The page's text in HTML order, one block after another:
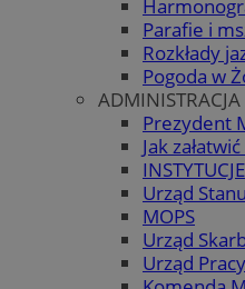
Parafie i
Rozkłady
Pogoda w
ADMINISTRACJA
Prezydent
Jak
INSTYTUCJE
Urząd
MOPS
Urząd
Urząd Pracy